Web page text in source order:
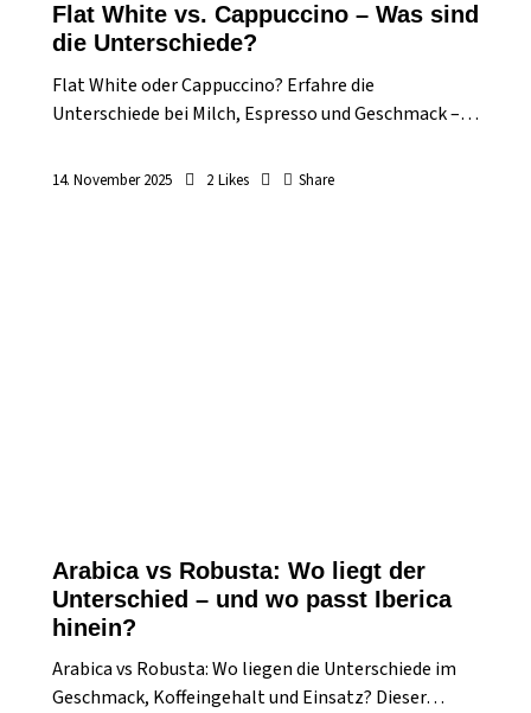
Flat White vs. Cappuccino – Was sind
die Unterschiede?
Flat White oder Cappuccino? Erfahre die
Unterschiede bei Milch, Espresso und Geschmack –…
14. November 2025 2 Likes Share
Arabica vs Robusta: Wo liegt der
Unterschied – und wo passt Iberica
hinein?
Arabica vs Robusta: Wo liegen die Unterschiede im
Geschmack, Koffeingehalt und Einsatz? Dieser…